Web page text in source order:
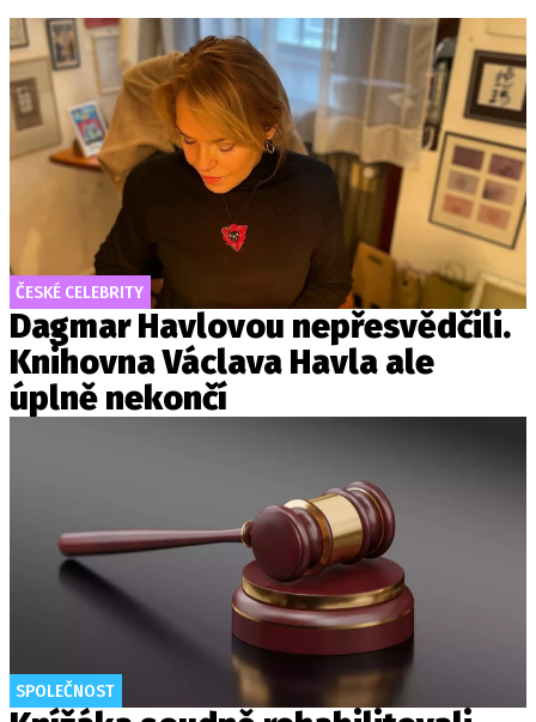
ČESKÉ CELEBRITY
Dagmar Havlovou nepřesvědčili.
Knihovna Václava Havla ale
úplně nekončí
SPOLEČNOST